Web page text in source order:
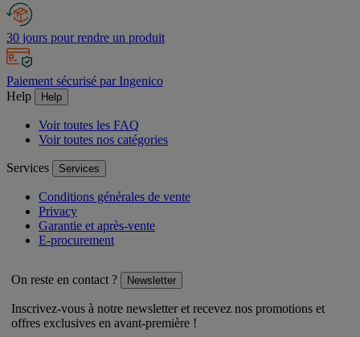
30 jours pour rendre un produit
Paiement sécurisé par Ingenico
Help
Help
Voir toutes les FAQ
Voir toutes nos catégories
Services Services
Conditions générales de vente
Privacy
Garantie et après-vente
E-procurement
On reste en contact ? Newsletter
Inscrivez-vous à notre newsletter et recevez nos promotions et
offres exclusives en avant-première !